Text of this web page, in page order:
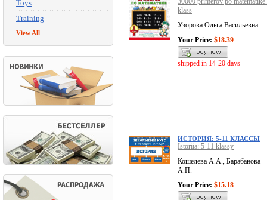
Toys
Training
View All
klass
Узорова Ольга Васильевна
Your Price: $18.39
shipped in 14-20 days
ИСТОРИЯ: 5-11 КЛАССЫ
Istoriia: 5-11 klassy
Кошелева А.А., Барабанова
А.П.
Your Price: $15.18